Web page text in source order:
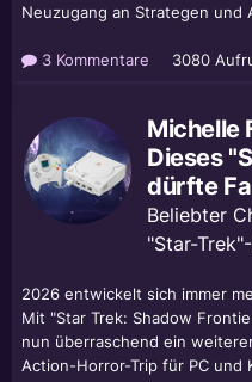
Neuzugang an Strategen und
3 Kommentare 3080
Michelle
Dieses
dürfte
Beliebter
"Star-
2026 entwickelt sich immer
Mit "Star Trek: Shadow
nun überraschend ein
Action-Horror-Trip für PC und